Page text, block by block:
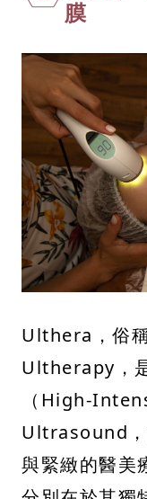
膜
Ulthera，俗
Ultherapy，
（High-
Ultrasound，
與緊緻的醫美